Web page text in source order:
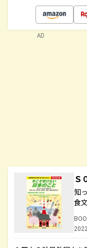
Ｓ
知
食
AD